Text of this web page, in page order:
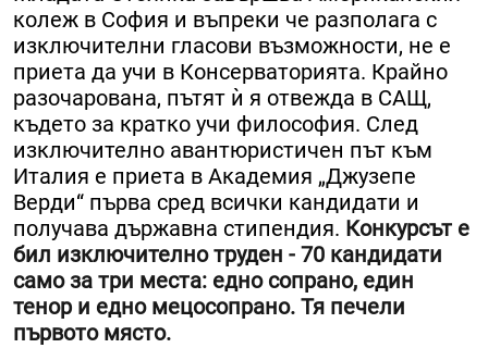
колеж в София и въпреки че разполага с
изключителни гласови възможности, не е
приета да учи в Консерваторията. Крайно
разочарована, пътят ѝ я отвежда в САЩ,
където за кратко учи философия. След
изключително авантюристичен път към
Италия е приета в Академия „Джузепе
Верди“ първа сред всички кандидати и
получава държавна стипендия. Конкурсът е
бил изключително труден - 70 кандидати
само за три места: едно сопрано, един
тенор и едно мецосопрано. Тя печели
първото място.